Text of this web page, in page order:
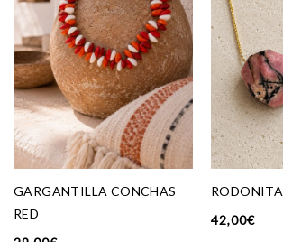
GARGANTILLA CONCHAS
RED
RODONITA
42,00€